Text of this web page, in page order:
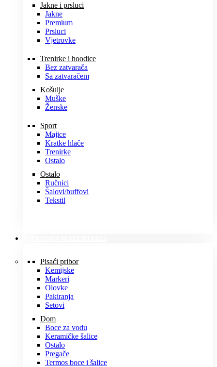
Jakne i prsluci
Jakne
Premium
Prsluci
Vjetrovke
Trenirke i hoodice
Bez zatvarača
Sa zatvaračem
Košulje
Muške
Ženske
Sport
Majice
Kratke hlače
Trenirke
Ostalo
Ostalo
Ručnici
Šalovi/buffovi
Tekstil
Pisaći pribor
Kemijske
Markeri
Olovke
Pakiranja
Setovi
Dom
Boce za vodu
Keramičke šalice
Ostalo
Pregače
Termos boce i šalice